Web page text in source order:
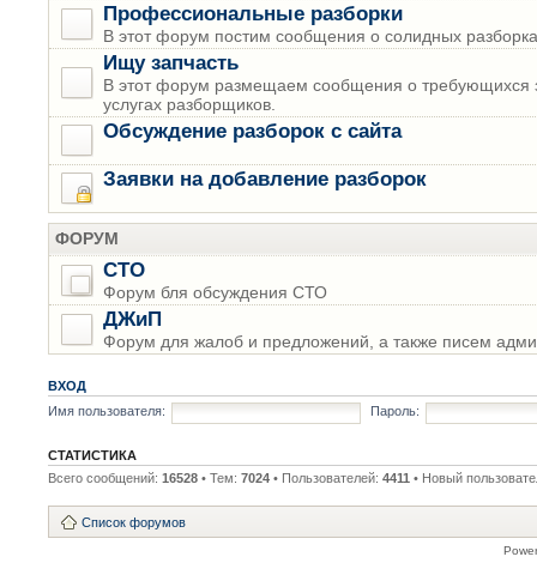
Профессиональные разборки
В этот форум постим сообщения о солидных
Ищу запчасть
В этот форум размещаем сообщения о требующихся
услугах разборщиков.
Обсуждение разборок с сайта
Заявки на добавление разборок
ФОРУМ
СТО
Форум бля обсуждения СТО
ДЖиП
Форум для жалоб и предложений, а также писем
ВХОД
Имя пользователя:
Пароль:
СТАТИСТИКА
Всего сообщений: 16528 • Тем: 7024 • Пользователей: 4411 • Новый
Список форумов